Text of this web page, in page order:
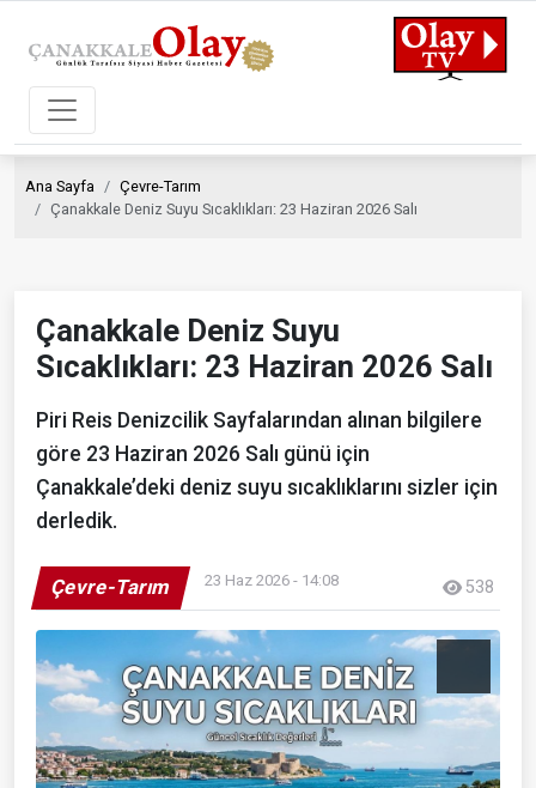
Ana Sayfa
Çevre-Tarım
Çanakkale Deniz Suyu Sıcaklıkları: 23 Haziran 2026 Salı
Çanakkale Deniz Suyu
Sıcaklıkları: 23 Haziran 2026 Salı
Piri Reis Denizcilik Sayfalarından alınan bilgilere
göre 23 Haziran 2026 Salı günü için
Çanakkale’deki deniz suyu sıcaklıklarını sizler için
derledik.
Çevre-Tarım 23 Haz 2026 - 14:08 538